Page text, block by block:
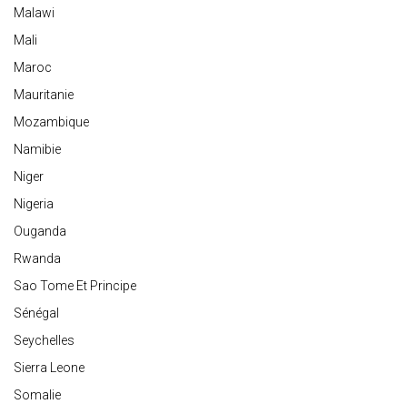
Malawi
Mali
Maroc
Mauritanie
Mozambique
Namibie
Niger
Nigeria
Ouganda
Rwanda
Sao Tome Et Principe
Sénégal
Seychelles
Sierra Leone
Somalie